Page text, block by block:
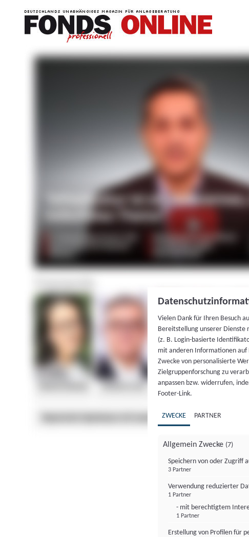
Vielen Dank für Ihren Besuch
Bereitstellung unserer Dienste
(z. B. Login-basierte
mit anderen Informationen auf
Zwecke von personalisierte
Zielgruppenforschung zu
anpassen bzw. widerrufen,
Footer-Link.
ZWECKE PARTNER
Allgemein Zwecke (7)
Speichern von oder Zugriff
3 Partner
Verwendung reduzierter
1 Partner
- mit berechtigtem
1 Partner
Erstellung von Profilen für